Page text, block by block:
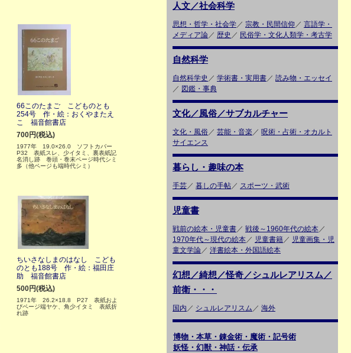
66このたまご こどものとも
254号 作・絵：おくやまたえ
こ 福音館書店
700円(税込)
1977年 19.0×26.0 ソフトカバー
P32 表紙スレ、少イタミ、裏表紙記
名消し跡 巻頭・巻末ページ時代シミ
多（他ページも端時代シミ）
ちいさなしまのはなし こども
のとも188号 作・絵：福田庄
助 福音館書店
500円(税込)
1971年 26.2×18.8 P27 表紙およ
びページ端ヤケ、角少イタミ 表紙折
れ跡
人文／社会科学
思想・哲学・社会学／ 宗教・民間信仰 ／ 言語学・
メディア論／ 歴史 ／ 民俗学・文化人類学・考古学
自然科学
自然科学史 ／ 学術書・実用書／ 読み物・エッセイ
／ 図鑑・事典
文化／風俗／サブカルチャー
文化・風俗／ 芸能・音楽 ／ 呪術・占術・オカルト
サイエンス
暮らし・趣味の本
手芸／ 暮しの手帖／ スポーツ・武術
児童書
戦前の絵本・児童書／ 戦後～1960年代の絵本／
1970年代～現代の絵本／ 児童書籍／ 児童画集・児
童文学論／ 洋書絵本・外国語絵本
幻想／綺想／怪奇／シュルレアリスム／
前衛・・・
国内 ／ シュルレアリスム ／ 海外
博物・本草・錬金術・魔術・記号術
妖怪・幻獣・神話・伝承